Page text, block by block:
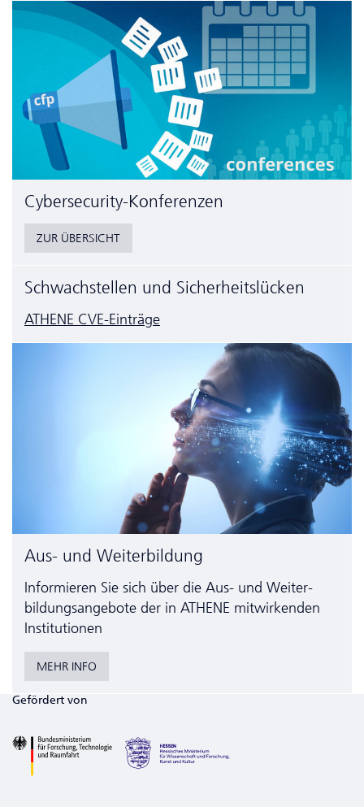
Cyber­security-Konferenzen
ZUR ÜBERSICHT
Schwachstellen und Sicherheitslücken
ATHENE CVE-Einträge
Aus- und Weiterbildung
Informieren Sie sich über die Aus- und Weiter­
bildungs­angebote der in ATHENE mitwirkenden
Institutionen
MEHR INFO
Gefördert von